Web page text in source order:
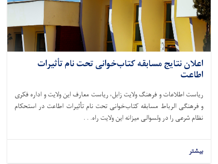
اعلان نتایج مسابقه کتاب‌خوانی تحت نام تأثیرات
اطاعت
ریاست اطلاعات و فرهنگ ولایت زابل، ریاست معارف این ولایت و اداره فکری
و فرهنگی الرباط مسابقه کتاب‌خوانی تحت نام تأثیرات اطاعت در استحکام
نظام شرعی را در ولسوالی میزانه این ولایت راه. . .
بیشتر